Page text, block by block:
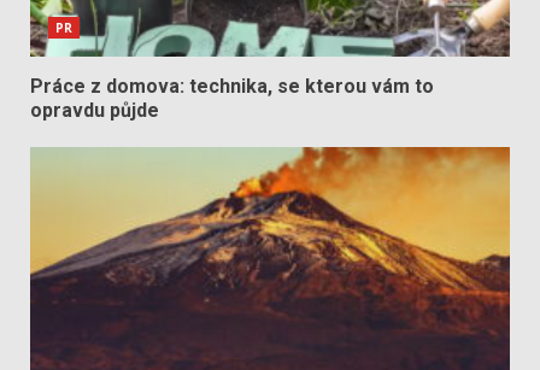
PR
Práce z domova: technika, se kterou vám to
opravdu půjde